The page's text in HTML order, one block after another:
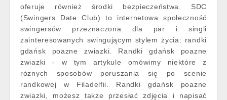
oferuje również środki bezpieczeństwa. SDC
(Swingers Date Club) to internetowa społeczność
swingersów przeznaczona dla par i singli
zainteresowanych swingującym stylem życia: randki
gdańsk poazne zwiazki. Randki gdańsk poazne
zwiazki - w tym artykule omówimy niektóre z
różnych sposobów poruszania się po scenie
randkowej w Filadelfii. Randki gdańsk poazne
zwiazki, możesz także przesłać zdjęcia i napisać